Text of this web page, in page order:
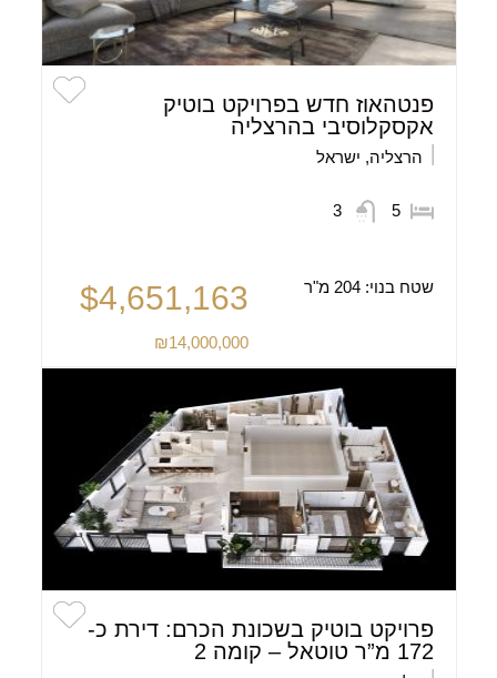
פנטהאוז חדש בפרויקט בוטיק
אקסקלוסיבי בהרצליה
הרצליה, ישראל
5
3
שטח בנוי:204 מ"ר $4,651,163
₪14,000,000
פרויקט בוטיק בשכונת הכרם: דירת כ-
172 מ”ר טוטאל – קומה 2